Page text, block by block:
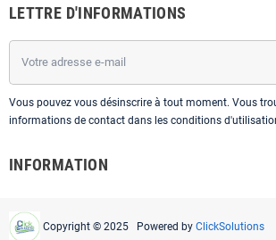
LETTRE D'INFORMATIONS
Vous pouvez vous désinscrire à tout moment. Vous
informations de contact dans les conditions
INFORMATION
Copyright © 2025 Powered by ClickSolutions